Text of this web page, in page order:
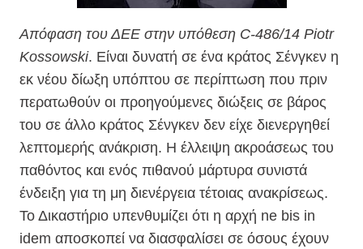
Απόφαση του ΔΕΕ στην υπόθεση C-486/14 Piotr
Kossowski. Είναι δυνατή σε ένα κράτος Σένγκεν η
εκ νέου δίωξη υπόπτου σε περίπτωση που πριν
περατωθούν οι προηγούμενες διώξεις σε βάρος
του σε άλλο κράτος Σένγκεν δεν είχε διενεργηθεί
λεπτομερής ανάκριση. Η έλλειψη ακροάσεως του
παθόντος και ενός πιθανού μάρτυρα συνιστά
ένδειξη για τη μη διενέργεια τέτοιας ανακρίσεως.
Το Δικαστήριο υπενθυμίζει ότι η αρχή ne bis in
idem αποσκοπεί να διασφαλίσει σε όσους έχουν